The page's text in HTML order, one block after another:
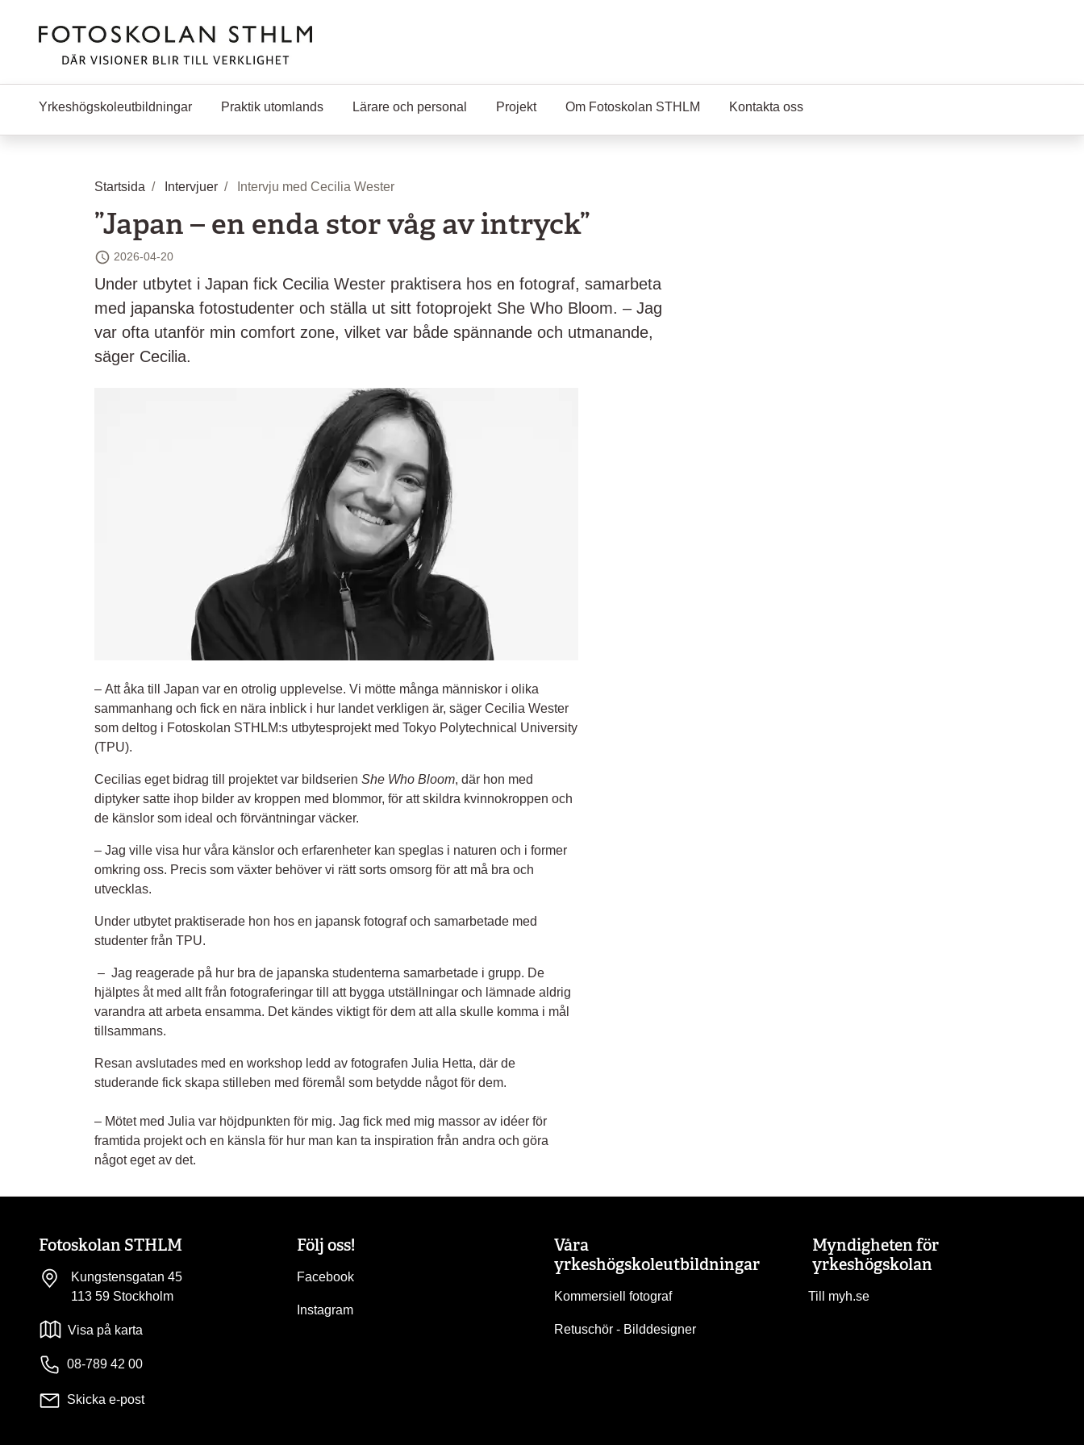
Yrkeshögskoleutbildningar Praktik utomlands Lärare och personal Projekt Om Fotoskolan STHLM Kontakta oss
Startsida Intervjuer Intervju med Cecilia Wester
”Japan – en enda stor våg av intryck”
Senast ändrad
2026-04-20
Under utbytet i Japan fick Cecilia Wester praktisera hos en fotograf, samarbeta
med japanska fotostudenter och ställa ut sitt fotoprojekt She Who Bloom. – Jag
var ofta utanför min comfort zone, vilket var både spännande och utmanande,
säger Cecilia.
– Att åka till Japan var en otrolig upplevelse. Vi mötte många människor i olika
sammanhang och fick en nära inblick i hur landet verkligen är, säger Cecilia Wester
som deltog i Fotoskolan STHLM:s utbytesprojekt med Tokyo Polytechnical University
(TPU).
Cecilias eget bidrag till projektet var bildserien She Who Bloom, där hon med
diptyker satte ihop bilder av kroppen med blommor, för att skildra kvinnokroppen och
de känslor som ideal och förväntningar väcker.
– Jag ville visa hur våra känslor och erfarenheter kan speglas i naturen och i former
omkring oss. Precis som växter behöver vi rätt sorts omsorg för att må bra och
utvecklas.
Under utbytet praktiserade hon hos en japansk fotograf och samarbetade med
studenter från TPU.
– Jag reagerade på hur bra de japanska studenterna samarbetade i grupp. De
hjälptes åt med allt från fotograferingar till att bygga utställningar och lämnade aldrig
varandra att arbeta ensamma. Det kändes viktigt för dem att alla skulle komma i mål
tillsammans.
Resan avslutades med en workshop ledd av fotografen Julia Hetta, där de
studerande fick skapa stilleben med föremål som betydde något för dem.
– Mötet med Julia var höjdpunkten för mig. Jag fick med mig massor av idéer för
framtida projekt och en känsla för hur man kan ta inspiration från andra och göra
något eget av det.
Fotoskolan STHLM
Kungstensgatan 45
113 59 Stockholm
Visa på karta
08-789 42 00
Skicka e-post
Följ oss!
Facebook
Instagram
Våra
yrkeshögskoleutbildningar
Kommersiell fotograf
Retuschör - Bilddesigner
Myndigheten för
yrkeshögskolan
Till myh.se